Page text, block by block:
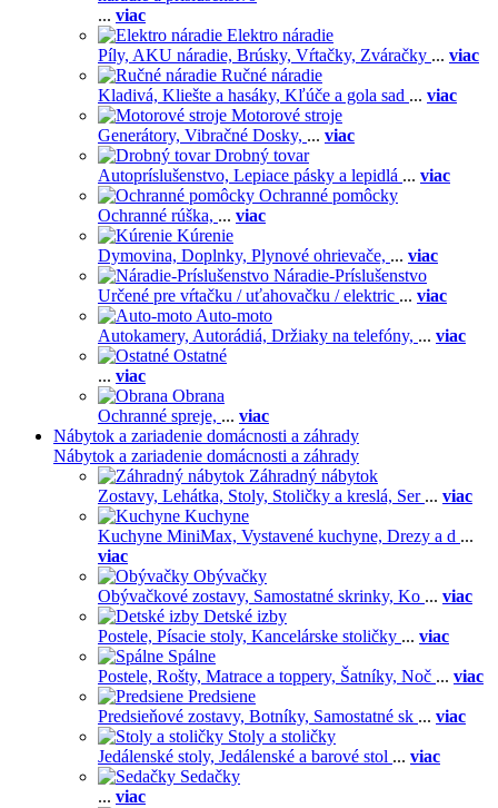
... viac
Elektro náradie
Píly, AKU náradie, Brúsky, Vŕtačky, Zváračky ... viac
Ručné náradie
Kladivá, Kliešte a hasáky, Kľúče a gola sad ... viac
Motorové stroje
Generátory, Vibračné Dosky, ... viac
Drobný tovar
Autopríslušenstvo, Lepiace pásky a lepidlá ... viac
Ochranné pomôcky
Ochranné rúška, ... viac
Kúrenie
Dymovina, Doplnky, Plynové ohrievače, ... viac
Náradie-Príslušenstvo
Určené pre vŕtačku / uťahovačku / elektric ... viac
Auto-moto
Autokamery, Autorádiá, Držiaky na telefóny, ... viac
Ostatné
... viac
Obrana
Ochranné spreje, ... viac
Nábytok a zariadenie domácnosti a záhrady
Nábytok a zariadenie domácnosti a záhrady
Záhradný nábytok
Zostavy, Lehátka, Stoly, Stoličky a kreslá, Ser ... viac
Kuchyne
Kuchyne MiniMax, Vystavené kuchyne, Drezy a d ...
viac
Obývačky
Obývačkové zostavy, Samostatné skrinky, Ko ... viac
Detské izby
Postele, Písacie stoly, Kancelárske stoličky ... viac
Spálne
Postele, Rošty, Matrace a toppery, Šatníky, Noč ... viac
Predsiene
Predsieňové zostavy, Botníky, Samostatné sk ... viac
Stoly a stoličky
Jedálenské stoly, Jedálenské a barové stol ... viac
Sedačky
... viac